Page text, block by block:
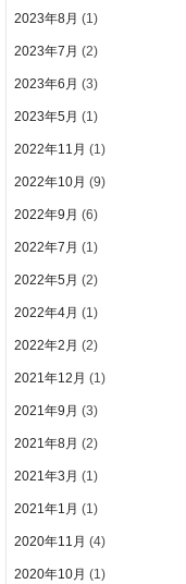
2023年8月 (1)
2023年7月 (2)
2023年6月 (3)
2023年5月 (1)
2022年11月 (1)
2022年10月 (9)
2022年9月 (6)
2022年7月 (1)
2022年5月 (2)
2022年4月 (1)
2022年2月 (2)
2021年12月 (1)
2021年9月 (3)
2021年8月 (2)
2021年3月 (1)
2021年1月 (1)
2020年11月 (4)
2020年10月 (1)